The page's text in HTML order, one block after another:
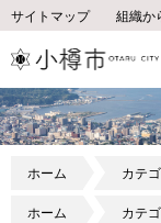
サイトマップ 組織か
ホーム カテ
ホーム カテ